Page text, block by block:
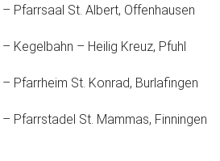
Pfarrsaal St. Albert, Offenhausen
Kegelbahn – Heilig Kreuz, Pfuhl
Pfarrheim St. Konrad, Burlafingen
Pfarrstadel St. Mammas, Finningen